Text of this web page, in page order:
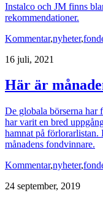
Instalco och JM finns
rekommendationer.
Kommentar,nyheter,
16 juli, 2021
Här är
De globala börserna har
har varit en bred
hamnat på förlorarlistan.
månadens fondvinnare.
Kommentar,nyheter,
24 september, 2019